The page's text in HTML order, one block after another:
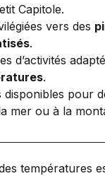
Capitole.
vers des
.
d’activités
.
disponibles pour
mer ou à la
températures